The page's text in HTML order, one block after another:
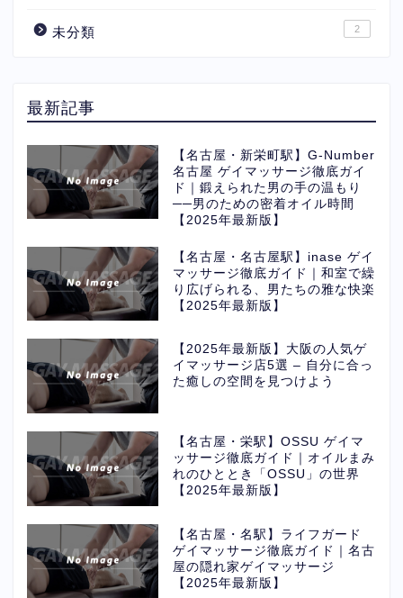
未分類 2
最新記事
【名古屋・新栄町駅】G-Number
名古屋 ゲイマッサージ徹底ガイ
ド｜鍛えられた男の手の温もり
──男のための密着オイル時間
【2025年最新版】
【名古屋・名古屋駅】inase ゲイ
マッサージ徹底ガイド｜和室で繰
り広げられる、男たちの雅な快楽
【2025年最新版】
【2025年最新版】大阪の人気ゲ
イマッサージ店5選 – 自分に合っ
た癒しの空間を見つけよう
【名古屋・栄駅】OSSU ゲイマ
ッサージ徹底ガイド｜オイルまみ
れのひととき「OSSU」の世界
【2025年最新版】
【名古屋・名駅】ライフガード
ゲイマッサージ徹底ガイド｜名古
屋の隠れ家ゲイマッサージ
【2025年最新版】